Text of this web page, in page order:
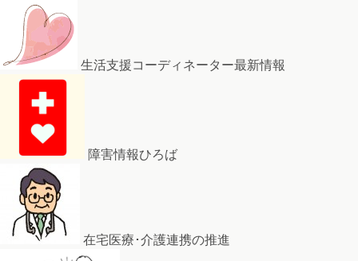
生活支援コーディネーター最新情報
障害情報ひろば
在宅医療･介護連携の推進